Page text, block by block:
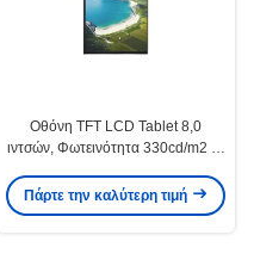
Οθόνη TFT LCD Tablet 8,0
ιντσών, Φωτεινότητα 330cd/m2 με
Πάρτε την καλύτερη τιμή